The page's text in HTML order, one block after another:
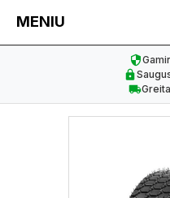
MENIU